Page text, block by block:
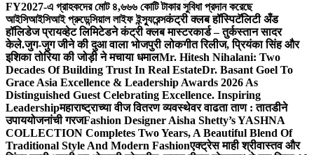
FY2027-এ গ্রাহকদের মোট ৪,৬৬৬ কোটি টাকার সুবিধা প্রদান করেছে
আইসিআইসিআই প্রুডেন্সিয়াল লাইফ ইন্স্যুরেন্সकंट्री क्लब हॉस्पिटॅलिटी अँड
हॉलिडेज प्रायव्हेट लिमिटेडने कंट्री क्लब मास्टरकार्ड – तुर्कस्तान सादर
केले.जुग-जुग जीने की दुआ वाला भोजपुरी लोकगीत रिलीज, प्रियंका सिंह और
इशिका तोरिया की जोड़ी ने मचाया धमालMr. Hitesh Nihalani: Two
Decades Of Building Trust In Real EstateDr. Basant Goel To
Grace Asia Excellence & Leadership Awards 2026 As
Distinguished Guest Celebrating Excellence. Inspiring
Leadershipमहाराष्ट्राच्या वीज वितरण व्यवस्थेवर वाढता ताण : तातडीने
उपाययोजनांची गरजFashion Designer Aisha Shetty’s YASHNA
COLLECTION Completes Two Years, A Beautiful Blend Of
Traditional Style And Modern Fashionएक्ट्रेस माही श्रीवास्तव और